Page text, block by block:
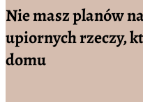
Nie masz planów
upiornych rzeczy,
domu